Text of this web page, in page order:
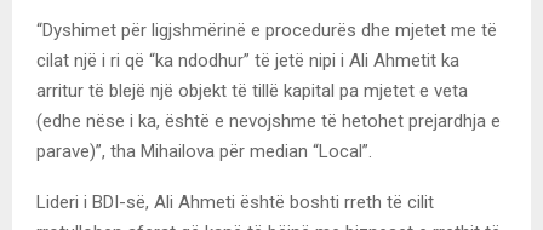
“Dyshimet për ligjshmërinë e procedurës dhe mjetet me të
cilat një i ri që “ka ndodhur” të jetë nipi i Ali Ahmetit ka
arritur të blejë një objekt të tillë kapital pa mjetet e veta
(edhe nëse i ka, është e nevojshme të hetohet prejardhja e
parave)”, tha Mihailova për median “Local”.
Lideri i BDI-së, Ali Ahmeti është boshti rreth të cilit